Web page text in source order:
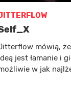
mówią,
jest łamanie i
w jak